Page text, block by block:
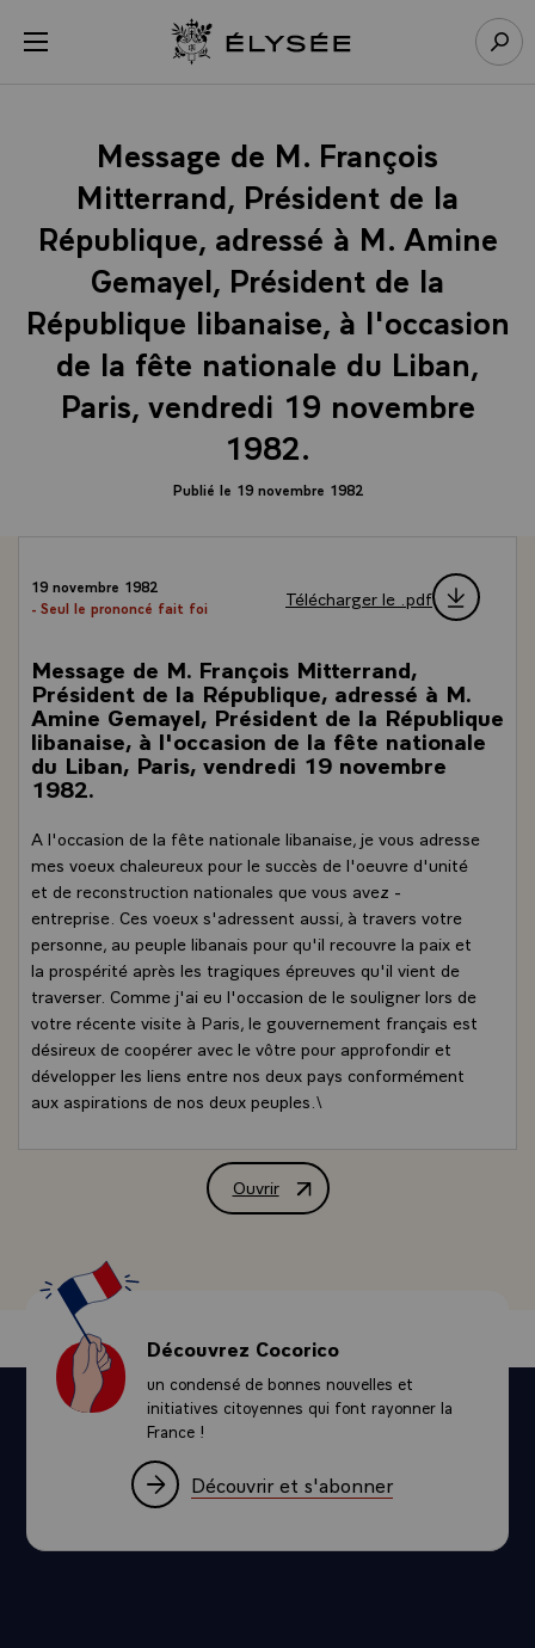
menu Retour à l’accueil Élysée
Message de M. François
Mitterrand, Président de la
République, adressé à M. Amine
Gemayel, Président de la
République libanaise, à l'occasion
de la fête nationale du Liban,
Paris, vendredi 19 novembre
1982.
Publié le 19 novembre 1982
19 novembre 1982
- Seul le prononcé fait foi
Télécharger le .pdf
Message de M. François Mitterrand,
Président de la République, adressé à M.
Amine Gemayel, Président de la République
libanaise, à l'occasion de la fête nationale
du Liban, Paris, vendredi 19 novembre
1982.
A l'occasion de la fête nationale libanaise, je vous adresse
mes voeux chaleureux pour le succès de l'oeuvre d'unité
et de reconstruction nationales que vous avez -
entreprise. Ces voeux s'adressent aussi, à travers votre
personne, au peuple libanais pour qu'il recouvre la paix et
la prospérité après les tragiques épreuves qu'il vient de
traverser. Comme j'ai eu l'occasion de le souligner lors de
votre récente visite à Paris, le gouvernement français est
désireux de coopérer avec le vôtre pour approfondir et
développer les liens entre nos deux pays conformément
aux aspirations de nos deux peuples.\
Ouvrir
Message de M. François Mitterrand,
Découvrez Cocorico
un condensé de bonnes nouvelles et
initiatives citoyennes qui font rayonner la
France !
Découvrir et s'abonner
Panneau de gestion des cookies